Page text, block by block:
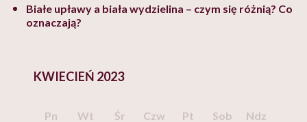
Białe upławy a biała wydzielina – czym się różnią? Co
oznaczają?
KWIECIEŃ 2023
Pn Wt Śr Czw Pt Sob
Ndz